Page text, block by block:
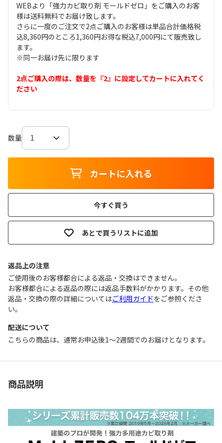
WEBより「強力カビ取り剤 モールドゼロ」をご購入のお客
様は送料無料でお届け致します。
さらに一度のご注文で2点ご購入のお客様は単品合計価格税
込8,360円のところ1,360円お得な税込7,000円にて販売致し
ます。
※同一お届け先に限ります
2点ご購入の際は、数量を『2』に設定してカートに入れてく
ださい
数量
カートに入れる
今すぐ買う
あとで買うリストに追加
返品上の注意
ご使用後のお客様都合による返品・交換はできません｡
お客様都合による返品の際には返品手数料がかかります。その他
返品・交換の際の詳細についてはご利用ガイドをご参照くださ
い。
配送について
こちらの商品は、通常お申込後1～2週間でのお届けとなります。
商品説明